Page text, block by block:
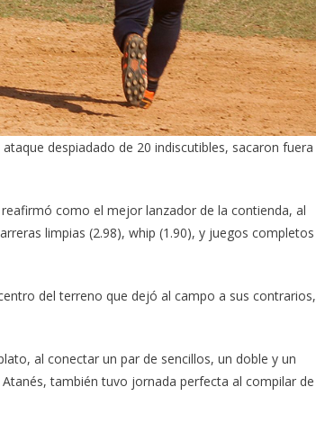
despiadado de 20 indiscutibles, sacaron fuera
como el mejor lanzador de la contienda, al
limpias (2.98), whip (1.90), y juegos completos
del terreno que dejó al campo a sus contrarios,
al conectar un par de sencillos, un doble y un
también tuvo jornada perfecta al compilar de